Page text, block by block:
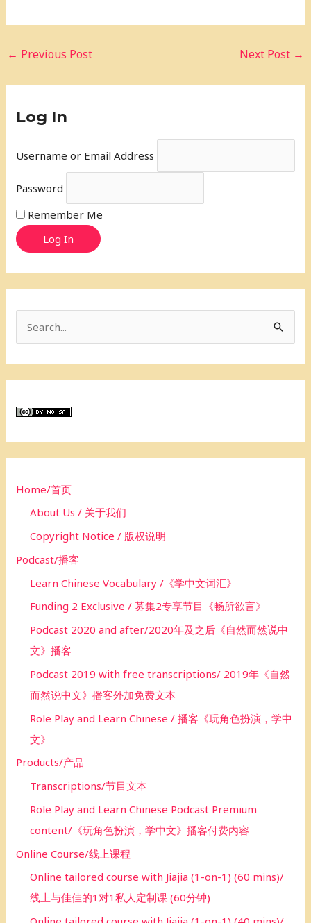
← Previous Post Next Post →
Log In
Username or Email Address
Password
Remember Me
Log In
c
rHome/首页
About Us / 关于我们
Copyright Notice / 版权说明
Podcast/播客
Learn Chinese Vocabulary /《学中文词汇》
Funding 2 Exclusive / 募集2专享节目《畅所欲言》
Podcast 2020 and after/2020年及之后《自然而然说中
文》播客
Podcast 2019 with free transcriptions/ 2019年《自然
而然说中文》播客外加免费文本
Role Play and Learn Chinese / 播客《玩角色扮演，学中
文》
Products/产品
Transcriptions/节目文本
Role Play and Learn Chinese Podcast Premium
content/《玩角色扮演，学中文》播客付费内容
Online Course/线上课程
Online tailored course with Jiajia (1-on-1) (60 mins)/
线上与佳佳的1对1私人定制课 (60分钟)